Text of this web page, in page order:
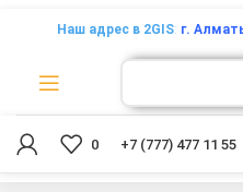
Наш адрес в 2GIS: г.
0 +7 (777) 477 11 55